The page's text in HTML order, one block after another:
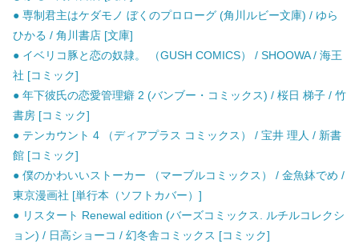
● 専制君主はケダモノ ぼくのプロローグ (角川ルビー文庫) / ゆら
ひかる / 角川書店 [文庫]
● イベリコ豚と恋の奴隷。 （GUSH COMICS） / SHOOWA / 海王
社 [コミック]
● 年下彼氏の恋愛管理癖 2 (バンブー・コミックス) / 桜日 梯子 / 竹
書房 [コミック]
● テンカウント 4 （ディアプラス コミックス） / 宝井 理人 / 新書
館 [コミック]
● 僕のかわいいストーカー （マーブルコミックス） / 金魚鉢でめ /
東京漫画社 [単行本（ソフトカバー）]
● リスタート Renewal edition (バーズコミックス. ルチルコレクシ
ョン) / 日高ショーコ / 幻冬舎コミックス [コミック]